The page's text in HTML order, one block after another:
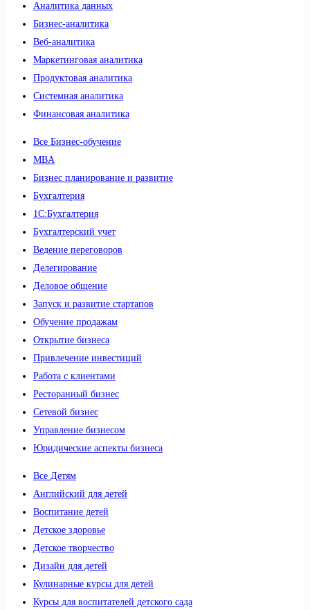
Аналитика данных
Бизнес-аналитика
Веб-аналитика
Маркетинговая аналитика
Продуктовая аналитика
Системная аналитика
Финансовая аналитика
Все Бизнес-обучение
MBA
Бизнес планирование и развитие
Бухгалтерия
1C:Бухгалтерия
Бухгалтерский учет
Ведение переговоров
Делегирование
Деловое общение
Запуск и развитие стартапов
Обучение продажам
Открытие бизнеса
Привлечение инвестиций
Работа с клиентами
Ресторанный бизнес
Сетевой бизнес
Управление бизнесом
Юридические аспекты бизнеса
Все Детям
Английский для детей
Воспитание детей
Детское здоровье
Детское творчество
Дизайн для детей
Кулинарные курсы для детей
Курсы для воспитателей детского сада